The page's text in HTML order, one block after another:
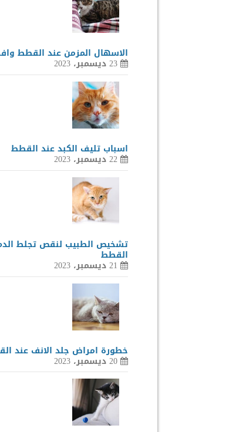
الاسهال المزمن عند القطط
23 ديسمبر، 2023
اسباب تليف الكبد عند القطط
22 ديسمبر، 2023
تشخيص الطبيب لنقص تجلط
القطط
21 ديسمبر، 2023
خطورة امراض جلد الانف عند
20 ديسمبر، 2023